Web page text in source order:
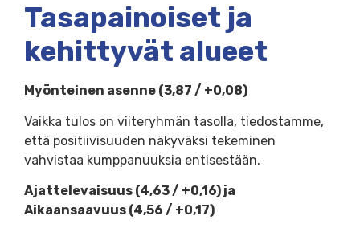
Tasapainoiset ja
kehittyvät alueet
Myönteinen asenne (3,87 / +0,08)
Vaikka tulos on viiteryhmän tasolla, tiedostamme,
että positiivisuuden näkyväksi tekeminen
vahvistaa kumppanuuksia entisestään.
Ajattelevaisuus (4,63 / +0,16) ja
Aikaansaavuus (4,56 / +0,17)